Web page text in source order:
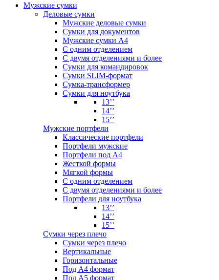
Мужские сумки
Деловые сумки
Мужские деловые сумки
Сумки для документов
Мужские сумки А4
С одним отделением
С двумя отделениями и более
Сумки для командировок
Сумки SLIM-формат
Сумка-трансформер
Сумки для ноутбука
13’’
14’’
15’’
Мужские портфели
Классические портфели
Портфели мужские
Портфели под А4
Жесткой формы
Мягкой формы
С одним отделением
С двумя отделениями и более
Портфели для ноутбука
13’’
14’’
15’’
Сумки через плечо
Сумки через плечо
Вертикальные
Горизонтальные
Под А4 формат
Под А5 формат